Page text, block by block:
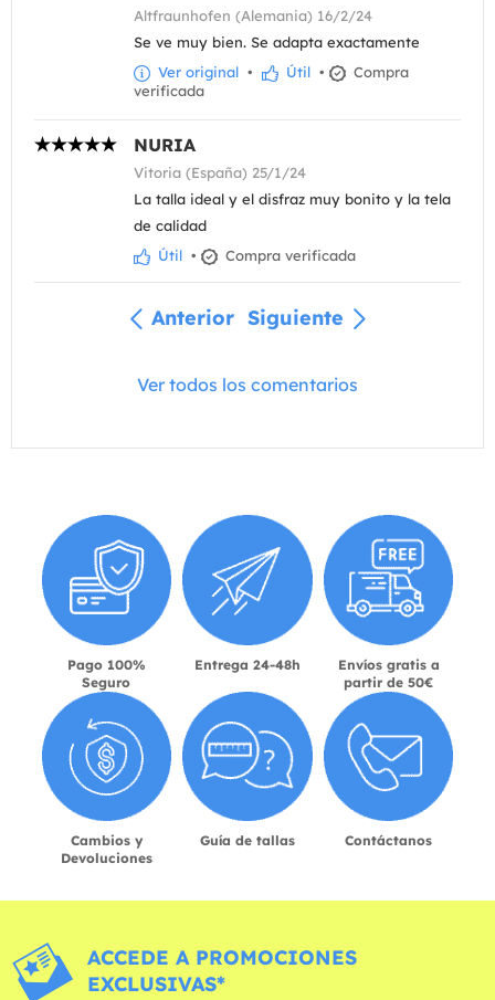
Altfraunhofen (Alemania) 16/2/24
Se ve muy bien. Se adapta exactamente
Ver original • Útil •
Compra
verificada
NURIA
Vitoria (España) 25/1/24
La talla ideal y el disfraz muy bonito y la tela
de calidad
Útil • Compra verificada
Anterior Siguiente
Ver todos los comentarios
Pago 100%
Seguro
Entrega 24-48h
Envíos gratis a
partir de 50€
Cambios y
Devoluciones
Guía de tallas Contáctanos
ACCEDE A PROMOCIONES
EXCLUSIVAS*